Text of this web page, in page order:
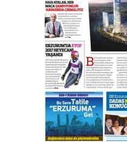
A. Berhan
BİR BÖLÜM
ATATÜRK
28 Temmuz 2026
Ahmet Gökhan
Ahmed
”Reisimiz”
26 Mart 2026
Cem Bakırcı
Ardında